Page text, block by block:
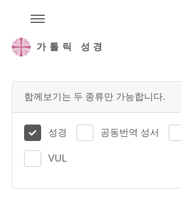
가톨릭 성경
함께보기는 두 종류만 가능합니다.
성경 공동번역 성서
VUL